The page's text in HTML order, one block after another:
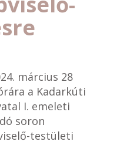
március 28
a Kadarkúti
I. emeleti
soron
testületi